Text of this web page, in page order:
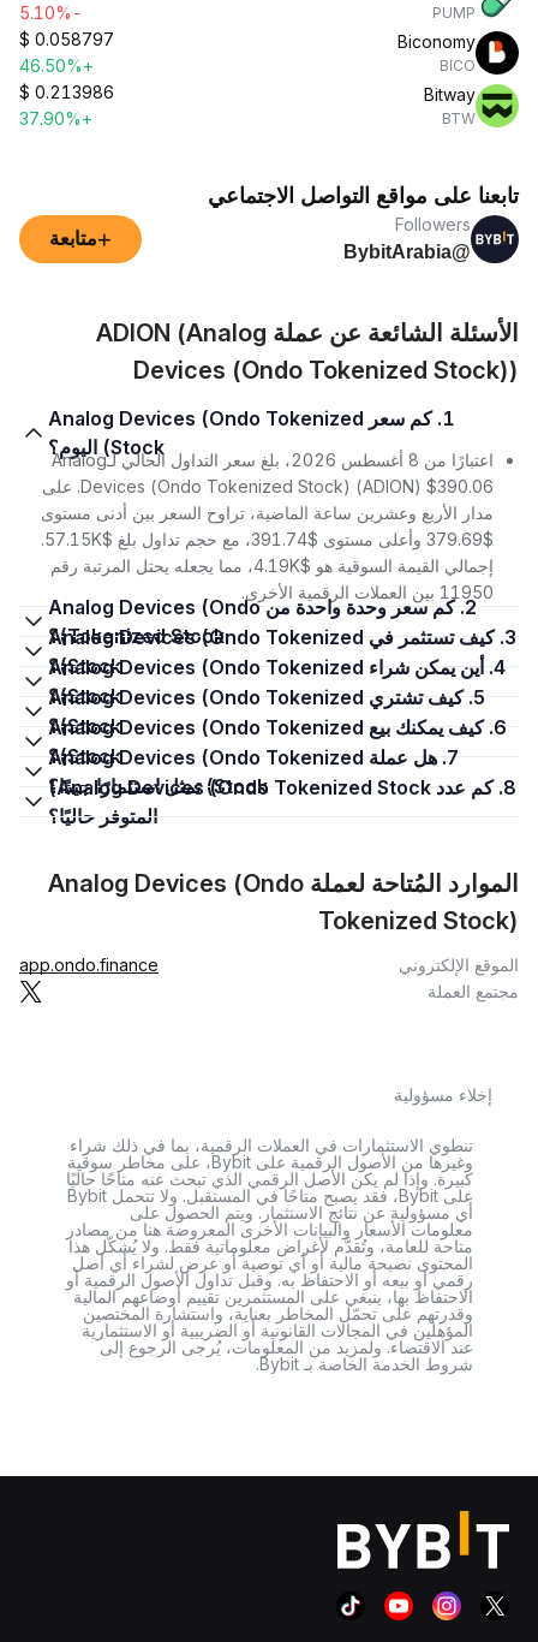
PUMP
-5.10%
Biconomy
BICO
$ 0.058797
+46.50%
Bitway
BTW
$ 0.213986
+37.90%
تابعنا على مواقع التواصل الاجتماعي
Followers
@BybitArabia
+متابعة
الأسئلة الشائعة عن عملة ADION (Analog
Devices (Ondo Tokenized Stock))
1. كم سعر Analog Devices (Ondo Tokenized
Stock) اليوم؟
اعتبارًا من 8 أغسطس 2026، بلغ سعر التداول الحالي لـAnalog
Devices (Ondo Tokenized Stock) (ADION) $390.06. على
مدار الأربع وعشرين ساعة الماضية، تراوح السعر بين أدنى مستوى
$379.69 وأعلى مستوى $391.74، مع حجم تداول بلغ $57.15K.
إجمالي القيمة السوقية هو $4.19K، مما يجعله يحتل المرتبة رقم
11950 بين العملات الرقمية الأخرى.
2. كم سعر وحدة واحدة من Analog Devices (Ondo
Tokenized Stock)؟
3. كيف تستثمر في Analog Devices (Ondo Tokenized
Stock)؟
4. أين يمكن شراء Analog Devices (Ondo Tokenized
Stock)؟
5. كيف تشتري Analog Devices (Ondo Tokenized
Stock)؟
6. كيف يمكنك بيع Analog Devices (Ondo Tokenized
Stock)؟
7. هل عملة Analog Devices (Ondo Tokenized
Stock) تمثل استثمارًا جيدًا؟
8. كم عدد Analog Devices (Ondo Tokenized Stock)
المتوفر حاليًا؟
الموارد المُتاحة لعملة Analog Devices (Ondo
Tokenized Stock)
الموقع الإلكتروني
app.ondo.finance
مجتمع العملة
إخلاء مسؤولية
تنطوي الاستثمارات في العملات الرقمية، بما في ذلك شراء
وغيرها من الأصول الرقمية على Bybit، على مخاطر سوقية
كبيرة. وإذا لم يكن الأصل الرقمي الذي تبحث عنه متاحًا حاليًا
على Bybit، فقد يصبح متاحًا في المستقبل. ولا تتحمل Bybit
أي مسؤولية عن نتائج الاستثمار. ويتم الحصول على
معلومات الأسعار والبيانات الأخرى المعروضة هنا من مصادر
متاحة للعامة، وتُقدَّم لأغراض معلوماتية فقط. ولا يُشكّل هذا
المحتوى نصيحة مالية أو أي توصية أو عرض لشراء أي أصل
رقمي أو بيعه أو الاحتفاظ به. وقبل تداول الأصول الرقمية أو
الاحتفاظ بها، ينبغي على المستثمرين تقييم أوضاعهم المالية
وقدرتهم على تحمّل المخاطر بعناية، واستشارة المختصين
المؤهلين في المجالات القانونية أو الضريبية أو الاستثمارية
عند الاقتضاء. ولمزيد من المعلومات، يُرجى الرجوع إلى
شروط الخدمة الخاصة بـ Bybit.